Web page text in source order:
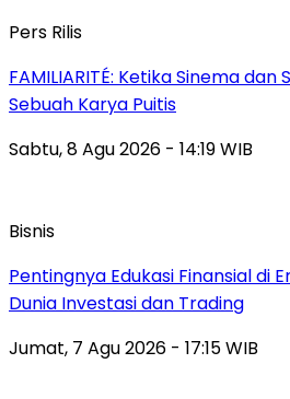
Pers Rilis
FAMILIARITÉ: Ketika Sinema
Sebuah Karya Puitis
Sabtu, 8 Agu 2026 - 14:19 WIB
Bisnis
Pentingnya Edukasi Finansial di
Dunia Investasi dan Trading
Jumat, 7 Agu 2026 - 17:15 WIB